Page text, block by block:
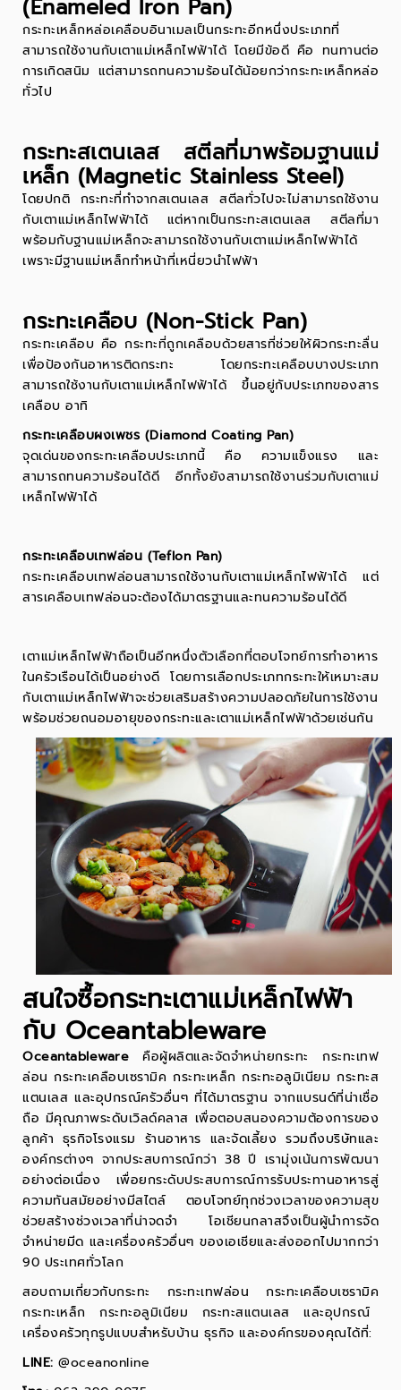
(Enameled Iron Pan)
กระทะเหล็กหล่อเคลือบอินาเมลเป็นกระทะอีกหนึ่งประเภทที่
สามารถใช้งานกับเตาแม่เหล็กไฟฟ้าได้ โดยมีข้อดี คือ ทนทานต่อ
การเกิดสนิม แต่สามารถทนความร้อนได้น้อยกว่ากระทะเหล็กหล่อ
ทั่วไป
กระทะสเตนเลส สตีลที่มาพร้อมฐานแม่
เหล็ก (Magnetic Stainless Steel)
โดยปกติ กระทะที่ทำจากสเตนเลส สตีลทั่วไปจะไม่สามารถใช้งาน
กับเตาแม่เหล็กไฟฟ้าได้ แต่หากเป็นกระทะสเตนเลส สตีลที่มา
พร้อมกับฐานแม่เหล็กจะสามารถใช้งานกับเตาแม่เหล็กไฟฟ้าได้
เพราะมีฐานแม่เหล็กทำหน้าที่เหนี่ยวนำไฟฟ้า
กระทะเคลือบ (Non-Stick Pan)
กระทะเคลือบ คือ กระทะที่ถูกเคลือบด้วยสารที่ช่วยให้ผิวกระทะลื่น
เพื่อป้องกันอาหารติดกระทะ โดยกระทะเคลือบบางประเภท
สามารถใช้งานกับเตาแม่เหล็กไฟฟ้าได้ ขึ้นอยู่กับประเภทของสาร
เคลือบ อาทิ
กระทะเคลือบผงเพชร (Diamond Coating Pan)
จุดเด่นของกระทะเคลือบประเภทนี้ คือ ความแข็งแรง และ
สามารถทนความร้อนได้ดี อีกทั้งยังสามารถใช้งานร่วมกับเตาแม่
เหล็กไฟฟ้าได้
กระทะเคลือบเทฟล่อน (Teflon Pan)
กระทะเคลือบเทฟล่อนสามารถใช้งานกับเตาแม่เหล็กไฟฟ้าได้ แต่
สารเคลือบเทฟล่อนจะต้องได้มาตรฐานและทนความร้อนได้ดี
เตาแม่เหล็กไฟฟ้าถือเป็นอีกหนึ่งตัวเลือกที่ตอบโจทย์การทำอาหาร
ในครัวเรือนได้เป็นอย่างดี โดยการเลือกประเภทกระทะให้เหมาะสม
กับเตาแม่เหล็กไฟฟ้าจะช่วยเสริมสร้างความปลอดภัยในการใช้งาน
พร้อมช่วยถนอมอายุของกระทะและเตาแม่เหล็กไฟฟ้าด้วยเช่นกัน
สนใจซื้อกระทะเตาแม่เหล็กไฟฟ้า
กับ Oceantableware
Oceantableware คือผู้ผลิตและจัดจำหน่ายกระทะ
กระทะเทฟ
ล่อน กระทะเคลือบเซรามิค กระทะเหล็ก กระทะอลูมิเนียม กระทะส
แตนเลส และอุปกรณ์ครัวอื่นๆ ที่ได้มาตรฐาน จากแบรนด์ที่น่าเชื่อ
ถือ มีคุณภาพระดับเวิลด์คลาส เพื่อตอบสนองความต้องการของ
ลูกค้า ธุรกิจโรงแรม ร้านอาหาร และจัดเลี้ยง รวมถึงบริษัทและ
องค์กรต่างๆ จากประสบการณ์กว่า 38 ปี เรามุ่งเน้นการพัฒนา
อย่างต่อเนื่อง เพื่อยกระดับประสบการณ์การรับประทานอาหารสู่
ความทันสมัยอย่างมีสไตล์ ตอบโจทย์ทุกช่วงเวลาของความสุข
ช่วยสร้างช่วงเวลาที่น่าจดจำ โอเชียนกลาสจึงเป็นผู้นำการจัด
จำหน่ายมีด และเครื่องครัวอื่นๆ ของเอเชียและส่งออกไปมากกว่า
90 ประเทศทั่วโลก
สอบถามเกี่ยวกับกระทะ กระทะเทฟล่อน
กระทะเคลือบเซรามิค
กระทะเหล็ก
กระทะอลูมิเนียม กระทะสแตนเลส และอุปกรณ์
เครื่องครัวทุกรูปแบบสำหรับบ้าน ธุรกิจ และองค์กรของคุณได้ที่:
LINE: @oceanonline